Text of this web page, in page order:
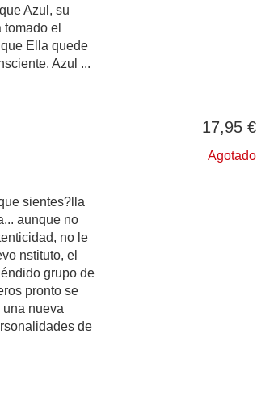
Azul, su
el
Ella quede
Azul ...
sientes?lla
aunque no
no le
nstituto, el
grupo de
pronto se
nueva
de
17,95 €
Agotado